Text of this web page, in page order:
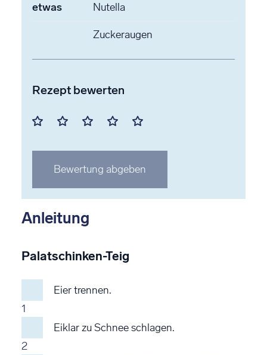
etwas Nutella
Zuckeraugen
Rezept bewerten
Mit
Stern
bewerten
Mit
Stern
bewerten
Mit
Stern
bewerten
Mit
Stern
bewerten
Mit
Stern
bewerten
Bewertung abgeben
Anleitung
Palatschinken-Teig
1
Eier trennen.
2
Eiklar zu Schnee schlagen.